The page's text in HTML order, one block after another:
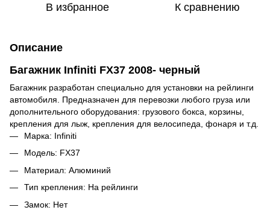
В избранное К сравнению
Описание
Багажник Infiniti FX37 2008- черный
Багажник разработан специально для установки на рейлинги
автомобиля. Предназначен для перевозки любого груза или
дополнительного оборудования: грузового бокса, корзины,
крепления для лыж, крепления для велосипеда, фонаря и т.д.
Марка: Infiniti
Модель: FX37
Материал: Алюминий
Тип крепления: На рейлинги
Замок: Нет